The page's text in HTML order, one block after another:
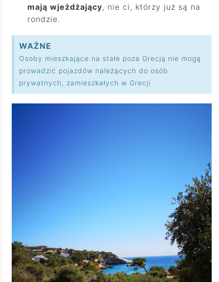
mają wjeżdżający, nie ci, którzy już są na
rondzie.
WAŻNE
Osoby mieszkające na stałe poza Grecją nie mogą
prowadzić pojazdów należących do osób
prywatnych, zamieszkałych w Grecji